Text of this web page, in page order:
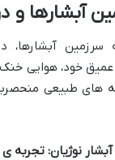
آبشارها و
سرزمین آبشارها،
خود، هوایی خنک
های طبیعی
نوژیان: تجربه